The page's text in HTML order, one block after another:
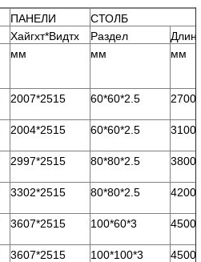
ПАНЕЛИ
СТОЛБ
Хайгхт*Видтх Раздел
мм мм мм
2007*2515 60*60*2.5 2700
2004*2515 60*60*2.5 3100
2997*2515 80*80*2.5 3800
3302*2515 80*80*2.5 4200
3607*2515 100*60*3 4500
3607*2515 100*100*3 4500